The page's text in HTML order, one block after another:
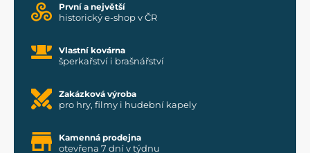
První a největší
historický e-shop v ČR
Vlastní kovárna
šperkařství i brašnářství
Zakázková výroba
pro hry, filmy i hudební kapely
Kamenná prodejna
otevřena 7 dní v týdnu